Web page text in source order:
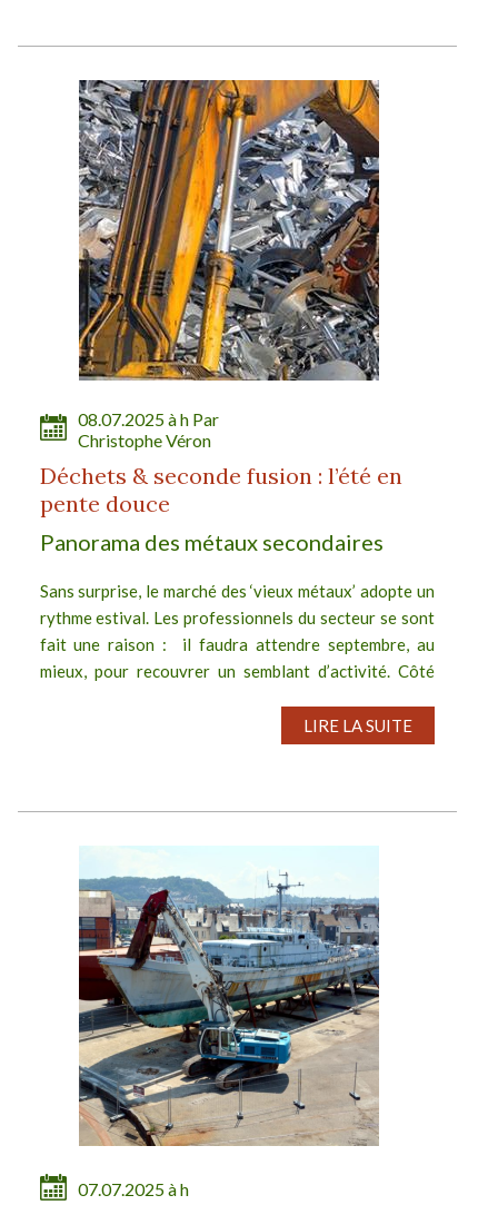
08.07.2025 à h Par
Christophe Véron
Déchets & seconde fusion : l’été en
pente douce
Panorama des métaux secondaires
Sans surprise, le marché des ‘vieux métaux’ adopte un
rythme estival. Les professionnels du secteur se sont
fait une raison : il faudra attendre septembre, au
mieux, pour recouvrer un semblant d’activité. Côté
LIRE LA SUITE
07.07.2025 à h